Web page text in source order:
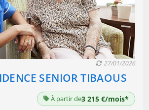
SENIOR TIBAOUS
27/01/2026
À partir de3 215 €/mois*